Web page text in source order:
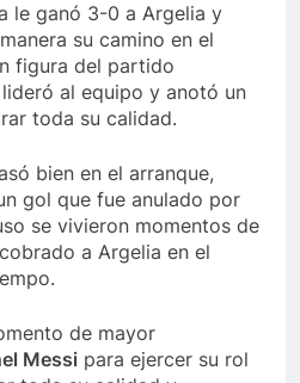
le ganó 3-0 a Argelia y
su camino en el
figura del partido
al equipo y anotó un
toda su calidad.
bien en el arranque,
gol que fue anulado por
se vivieron momentos de
a Argelia en el
de mayor
Messi para ejercer su rol